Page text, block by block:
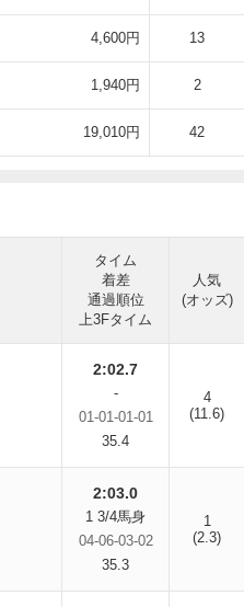
4,600円 13
1,940円 2
19,010円 42
タイム
着差
通過順位
上3Fタイム
人気
(オッズ)
2:02.7
-
01-01-01-01
35.4
4
(11.6)
2:03.0
1 3/4馬身
04-06-03-02
35.3
1
(2.3)